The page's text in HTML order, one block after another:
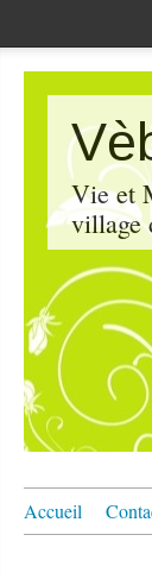
Vie et
village
Accueil